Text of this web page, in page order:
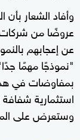
وأفاد الشعار
عروضًا من شركات
عن إعجابهم
"نموذجًا مهمًا
بمفاوضات في
استثمارية
وستعرض على